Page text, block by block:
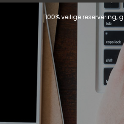
100% veilige